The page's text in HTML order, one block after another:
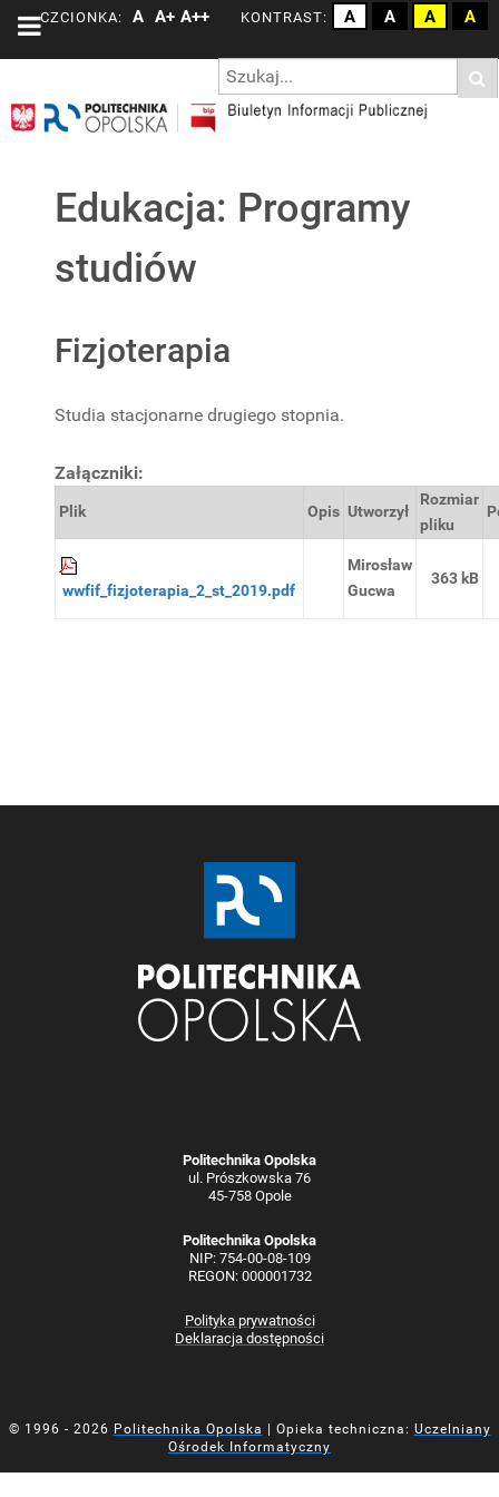
CZCIONKA: A A+ A++ KONTRAST: A A A A
Edukacja: Programy
studiów
Fizjoterapia
Studia stacjonarne drugiego stopnia.
Załączniki:
Plik Opis Utworzył
Rozmiar
pliku
wwfif_fizjoterapia_2_st_2019.pdf
Mirosław
Gucwa
363 kB
Politechnika Opolska
ul. Prószkowska 76
45-758 Opole
Politechnika Opolska
NIP: 754-00-08-109
REGON: 000001732
Polityka prywatności
Deklaracja dostępności
© 1996 - 2026 Politechnika Opolska | Opieka techniczna: Uczelniany
Ośrodek Informatyczny